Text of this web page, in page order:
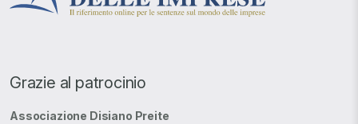
Grazie al patrocinio
Associazione Disiano Preite